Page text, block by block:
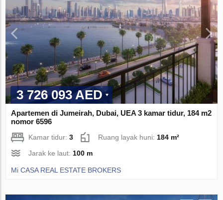
3 726 093 AED
Apartemen di Jumeirah, Dubai, UEA 3 kamar tidur, 184 m2
nomor 6596
Kamar tidur:3 Ruang layak huni: 184 m²
Jarak ke laut: 100 m
Mi CASA REAL ESTATE BROKERS